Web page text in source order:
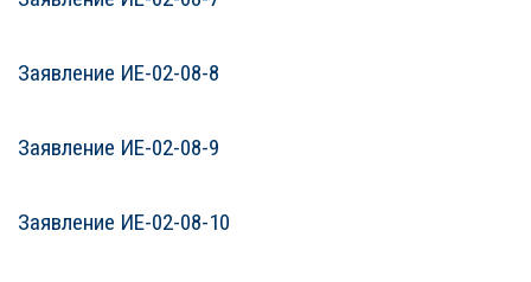
Заявление ИЕ-02-08-8
Заявление ИЕ-02-08-9
Заявление ИЕ-02-08-10